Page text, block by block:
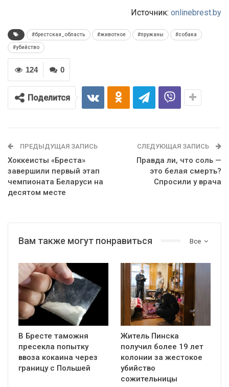
Источник: onlinebrest.by
#брестская_область #животное #пружаны #собака
#убийство
0
124
Поделится
ПРЕДЫДУЩАЯ ЗАПИСЬ
Хоккеисты «Бреста»
завершили первый этап
чемпионата Беларуси на
десятом месте
СЛЕДУЮЩАЯ ЗАПИСЬ
Правда ли, что соль —
это белая смерть?
Спросили у врача
Все
Вам также могут понравиться
В Бресте таможня
пресекла попытку
ввоза кокаина через
границу с Польшей
Житель Пинска
получил более 19 лет
колонии за жестокое
убийство
сожительницы